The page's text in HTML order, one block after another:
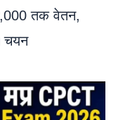
तक वेतन,
चयन